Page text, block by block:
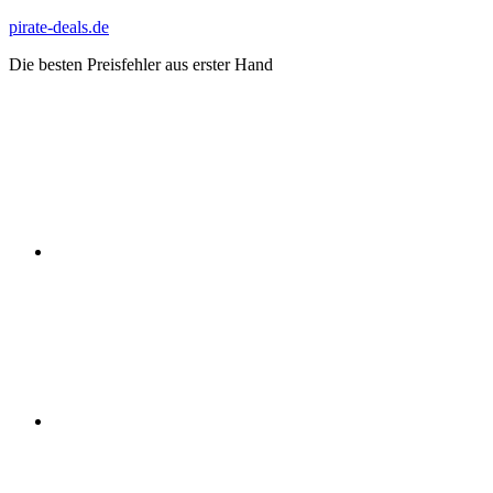
Zum
springen
pirate-deals.de
Die besten Preisfehler aus erster Hand